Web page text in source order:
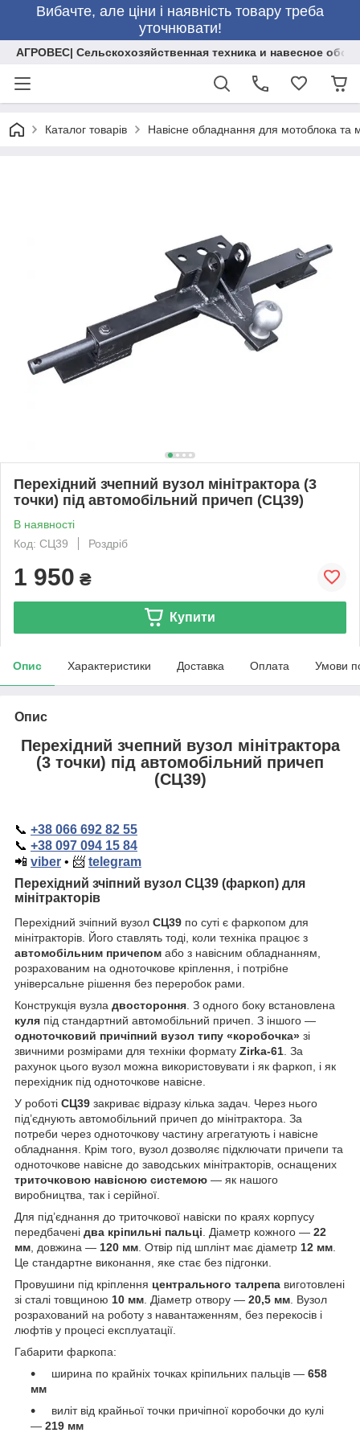
Вибачте, але ціни і наявність товару треба
уточнювати!
АГРОВЕС| Сельскохозяйственная техника и навесное
Каталог товарів Навісне обладнання для мотоблока та
Перехідний зчепний вузол мінітрактора (3
точки) під автомобільний причеп (СЦ39)
В наявності
Код: СЦ39
Роздріб
1 950 ₴
Купити
Опис Характеристики Доставка Оплата Умови
Опис
Перехідний зчепний вузол мінітрактора
(3 точки) під автомобільний причеп
(СЦ39)
📞 +38 066 692 82 55
📞 +38 097 094 15 84
📲 viber • 📨 telegram
Перехідний зчіпний вузол СЦ39 (фаркоп) для
мінітракторів
Перехідний зчіпний вузол СЦ39 по суті є фаркопом для
мінітракторів. Його ставлять тоді, коли техніка працює з
автомобільним причепом або з навісним обладнанням,
розрахованим на одноточкове кріплення, і потрібне
універсальне рішення без переробок рами.
Конструкція вузла двостороння. З одного боку встановлена
куля під стандартний автомобільний причеп. З іншого —
одноточковий причіпний вузол типу «коробочка» зі
звичними розмірами для техніки формату Zirka-61. За
рахунок цього вузол можна використовувати і як фаркоп, і як
перехідник під одноточкове навісне.
У роботі СЦ39 закриває відразу кілька задач. Через нього
під’єднують автомобільний причеп до мінітрактора. За
потреби через одноточкову частину агрегатують і навісне
обладнання. Крім того, вузол дозволяє підключати причепи та
одноточкове навісне до заводських мінітракторів, оснащених
триточковою навісною системою — як нашого
виробництва, так і серійної.
Для під’єднання до триточкової навіски по краях корпусу
передбачені два кріпильні пальці. Діаметр кожного — 22
мм, довжина — 120 мм. Отвір під шплінт має діаметр 12 мм.
Це стандартне виконання, яке стає без підгонки.
Провушини під кріплення центрального талрепа виготовлені
зі сталі товщиною 10 мм. Діаметр отвору — 20,5 мм. Вузол
розрахований на роботу з навантаженням, без перекосів і
люфтів у процесі експлуатації.
Габарити фаркопа:
ширина по крайніх точках кріпильних пальців — 658
мм
виліт від крайньої точки причіпної коробочки до кулі
— 219 мм